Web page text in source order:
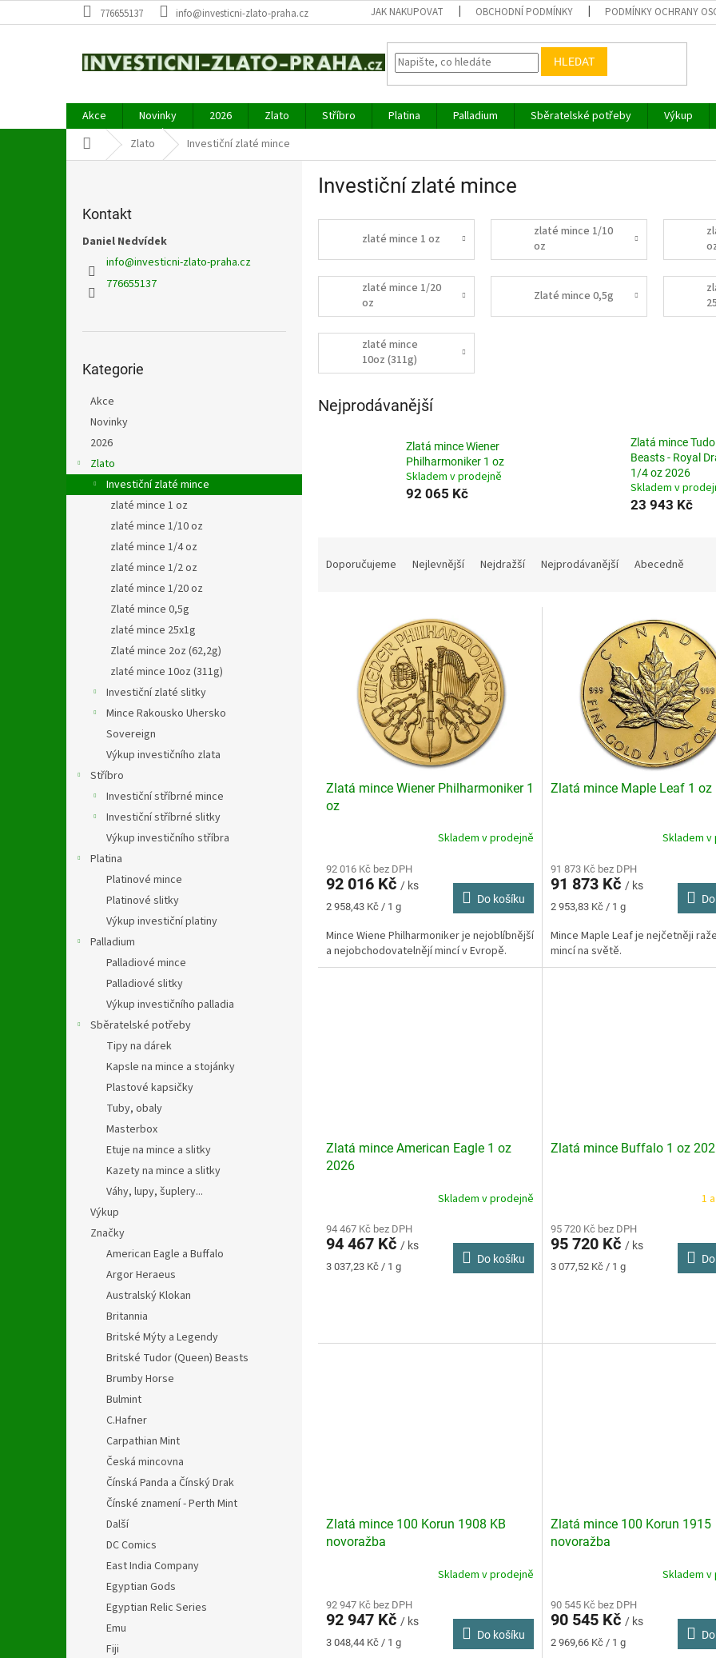
na
776655137 info@investicni-zlato-praha.cz JAK NAKUPOVAT OBCHODNÍ PODMÍNKY PODMÍNKY OCHRANY
HLEDAT
Akce Novinky 2026 Zlato Stříbro Platina Palladium Sběratelské potřeby Výkup
Domů Zlato Investiční zlaté mince
Kontakt
Daniel Nedvídek
info@investicni-zlato-praha.cz
776655137
kategorie
Kategorie
Akce
Novinky
2026
Zlato
Investiční zlaté mince
zlaté mince 1 oz
zlaté mince 1/10 oz
zlaté mince 1/4 oz
zlaté mince 1/2 oz
zlaté mince 1/20 oz
Zlaté mince 0,5g
zlaté mince 25x1g
Zlaté mince 2oz (62,2g)
zlaté mince 10oz (311g)
Investiční zlaté slitky
Mince Rakousko Uhersko
Sovereign
Výkup investičního zlata
Stříbro
Investiční stříbrné mince
Investiční stříbrné slitky
Výkup investičního stříbra
Platina
Platinové mince
Platinové slitky
Výkup investiční platiny
Palladium
Palladiové mince
Palladiové slitky
Výkup investičního palladia
Sběratelské potřeby
Tipy na dárek
Kapsle na mince a stojánky
Plastové kapsičky
Tuby, obaly
Masterbox
Etuje na mince a slitky
Kazety na mince a slitky
Váhy, lupy, šuplery...
Výkup
Značky
American Eagle a Buffalo
Argor Heraeus
Australský Klokan
Britannia
Britské Mýty a Legendy
Britské Tudor (Queen) Beasts
Brumby Horse
Bulmint
C.Hafner
Carpathian Mint
Česká mincovna
Čínská Panda a Čínský Drak
Čínské znamení - Perth Mint
Další
DC Comics
East India Company
Egyptian Gods
Egyptian Relic Series
Emu
Fiji
Investiční zlaté mince
zlaté mince 1 oz
zlaté mince 1/10
oz
zlaté mince 1/20
oz
Zlaté mince 0,5g
zlaté mince
10oz (311g)
Nejprodávanější
Zlatá mince Wiener
Philharmoniker 1 oz
Skladem v prodejně
92 065 Kč
Zlatá mince
Beasts - Royal
1/4 oz 2026
Skladem v
23 943 Kč
Doporučujeme Nejlevnější Nejdražší Nejprodávanější Abecedně
Zlatá mince Wiener Philharmoniker 1
oz
produktu
je
3,9
5
hvězdiček.
Skladem v prodejně
92 016 Kč bez DPH
92 016 Kč / ks
Měrná
2 958,43 Kč / 1 g
Do košíku
Mince Wiene Philharmoniker je nejoblíbnější
a nejobchodovatelnějí mincí v Evropě.
Zlatá mince Maple Leaf 1 oz
produktu
je
3,5
5
hvězdiček.
Skladem
91 873 Kč bez DPH
91 873 Kč / ks
Měrná
2 953,83 Kč / 1 g
Mince Maple Leaf je nejčetněji
mincí na světě.
Zlatá mince American Eagle 1 oz
2026
produktu
je
3,5
Skladem v prodejně
94 467 Kč bez DPH
94 467 Kč / ks
Měrná
3 037,23 Kč / 1 g
Do košíku
Zlatá mince Buffalo 1 oz
produktu
je
4,7
1
95 720 Kč bez DPH
95 720 Kč / ks
Měrná
3 077,52 Kč / 1 g
Zlatá mince 100 Korun 1908 KB
novoražba
Skladem v prodejně
92 947 Kč bez DPH
92 947 Kč / ks
Měrná
3 048,44 Kč / 1 g
Do košíku
Zlatá mince 100 Korun 1915
novoražba
Skladem
90 545 Kč bez DPH
90 545 Kč / ks
Měrná
2 969,66 Kč / 1 g